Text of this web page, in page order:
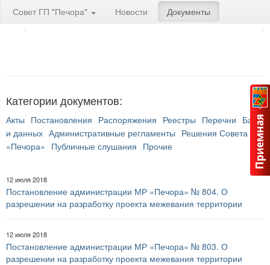
Совет ГП "Печора" Новости Документы
Категории документов:
Акты Постановления Распоряжения Реестры Перечни Банк
и данных Административные регламенты Решения Совета ГП
«Печора» Публичные слушания Прочие
12 июля 2018
Постановление администрации МР «Печора» № 804. О
разрешении на разработку проекта межевания территории
12 июля 2018
Постановление администрации МР «Печора» № 803. О
разрешении на разработку проекта межевания территории